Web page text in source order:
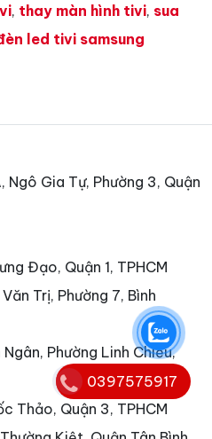
, thay màn hình tivi, sua
led tivi samsung
Ngô Gia Tự, Phường 3, Quận
Đạo, Quận 1, TPHCM
Trị, Phường 7, Bình
Phường Linh Chiểu,
Thảo, Quận 3, TPHCM
0397575917